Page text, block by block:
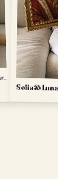
Min hund som viking-krigare."
Sofia & Luna